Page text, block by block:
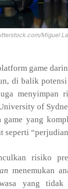
Miguel
game
di balik
menyimpan
of
yang
seperti
risiko
menemukan
yang